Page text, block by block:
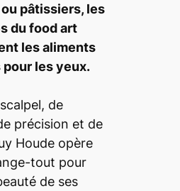
pâtissiers, les
du food art
les aliments
les yeux.
de
précision et de
Houde opère
tout pour
de ses